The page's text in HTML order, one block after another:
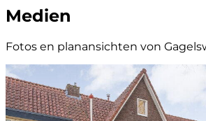
Medien
Fotos en planansichten von